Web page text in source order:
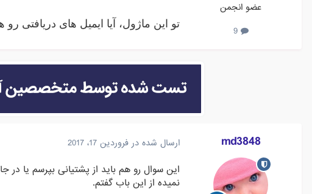
عضو انجمن
9
تو این ماژول، آیا ایمیل های دریافتی
md3848 ارسال شده در فروردین 17، 2017
این سوال رو هم باید از پشتیانی بپرسم یا
نمیده از این باب گفتم.